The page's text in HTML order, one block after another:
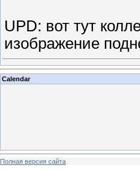
UPD: вот тут
изображение
Calendar
Полная версия сайта